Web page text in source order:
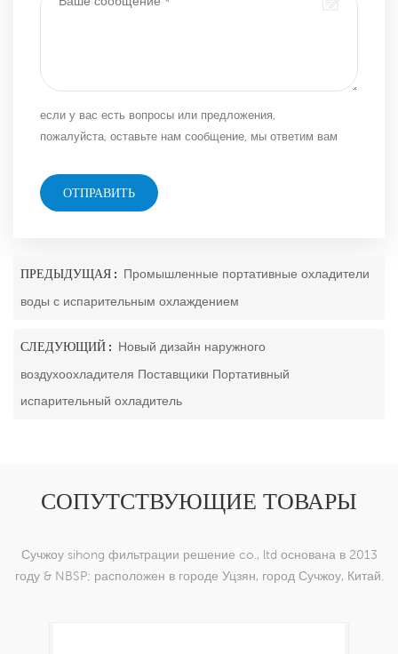
если у вас есть вопросы или предложения,
пожалуйста, оставьте нам сообщение, мы ответим вам
ОТПРАВИТЬ
ПРЕДЫДУЩАЯ : Промышленные портативные охладители
воды с испарительным охлаждением
СЛЕДУЮЩИЙ : Новый дизайн наружного
воздухоохладителя Поставщики Портативный
испарительный охладитель
СОПУТСТВУЮЩИЕ ТОВАРЫ
Сучжоу sihong фильтрации решение co., ltd основана в 2013
году & NBSP; расположен в городе Уцзян, город Сучжоу, Китай.